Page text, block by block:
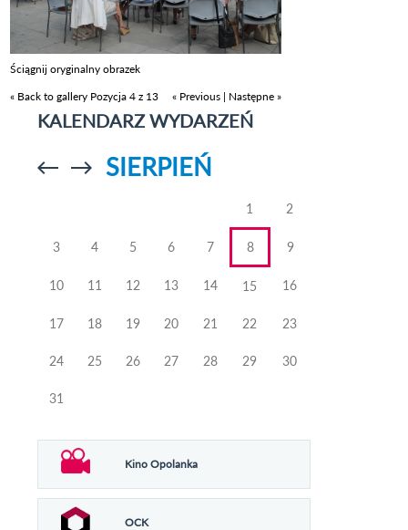
Ściągnij oryginalny obrazek
« Back to gallery Pozycja 4 z 13 « Previous | Następne »
KALENDARZ WYDARZEŃ
Przejdź doPrzejdź do
SIERPIEŃ
1 2
3 4 5 6 7 8 9
10 11 12 13 14 15 16
17 18 19 20 21 22 23
24 25 26 27 28 29 30
31
Kino Opolanka
OCK